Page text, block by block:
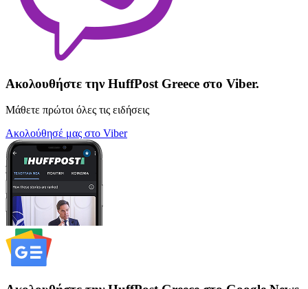
Ακολουθήστε την HuffPost Greece στο Viber.
Μάθετε πρώτοι όλες τις ειδήσεις
Ακολούθησέ μας στο Viber